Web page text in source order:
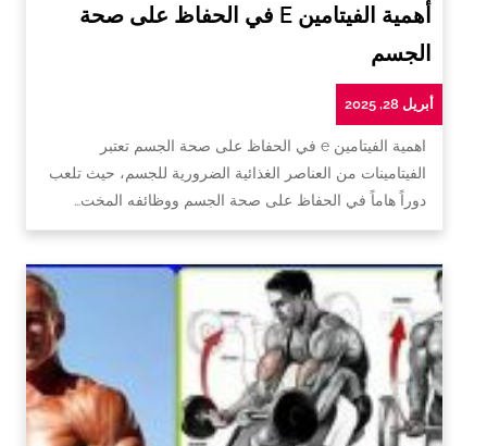
أهمية الفيتامين E في الحفاظ على صحة
الجسم
أبريل 28, 2025
اهمية الفيتامين e في الحفاظ على صحة الجسم تعتبر
الفيتامينات من العناصر الغذائية الضرورية للجسم، حيث تلعب
دوراً هاماً في الحفاظ على صحة الجسم ووظائفه المخت…